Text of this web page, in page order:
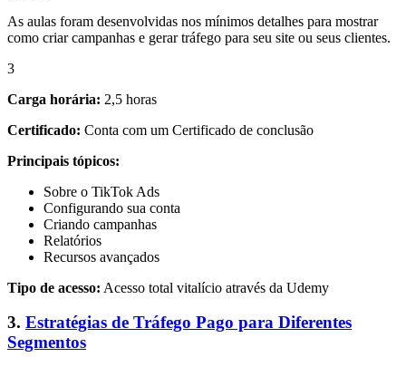
As aulas foram desenvolvidas nos mínimos detalhes para mostrar
como criar campanhas e gerar tráfego para seu site ou seus clientes.
3
Carga horária: 2,5 horas
Certificado: Conta com um Certificado de conclusão
Principais tópicos:
Sobre o TikTok Ads
Configurando sua conta
Criando campanhas
Relatórios
Recursos avançados
Tipo de acesso: Acesso total vitalício através da Udemy
3. Estratégias de Tráfego Pago para Diferentes
Segmentos